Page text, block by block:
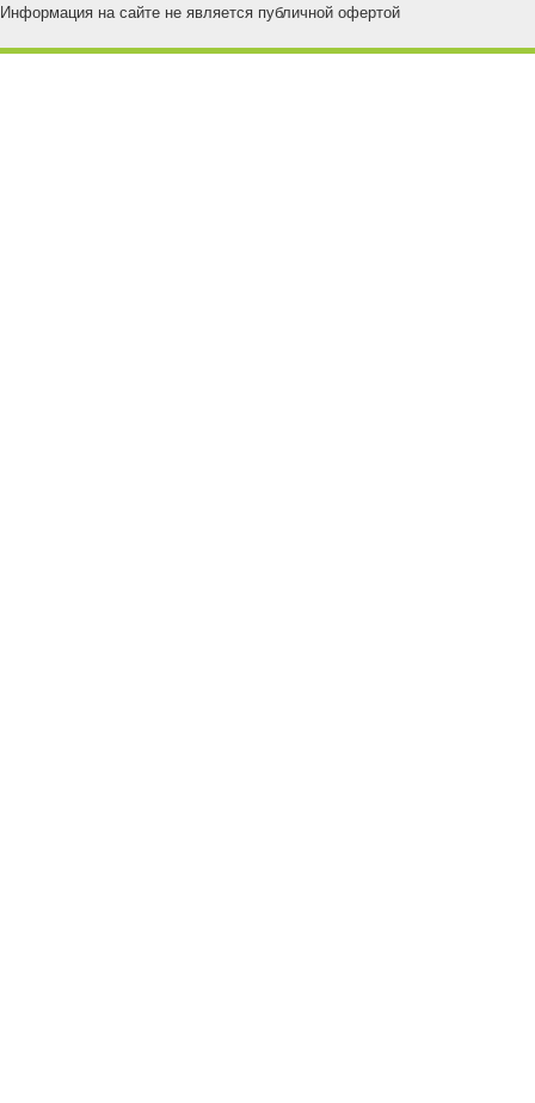
Информация на сайте не является публичной офертой